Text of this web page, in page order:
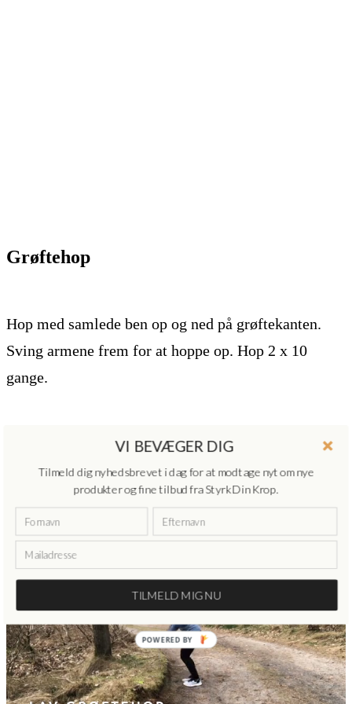
Grøftehop
Hop med samlede ben op og ned på grøftekanten.
Sving armene frem for at hoppe op. Hop 2 x 10
gange.
VI BEVÆGER DIG
Tilmeld dig nyhedsbrevet i dag for at modtage nyt om nye
produkter og fine tilbud fra Styrk Din Krop.
TILMELD MIG NU
POWERED
BY